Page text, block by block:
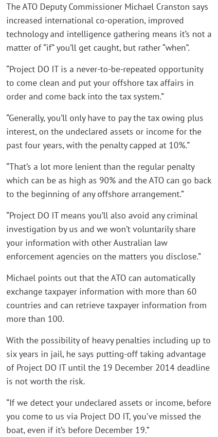
The ATO Deputy Commissioner Michael Cranston says
increased international co-operation, improved
technology and intelligence gathering means it’s not a
matter of “if” you’ll get caught, but rather “when”.
“Project DO IT is a never-to-be-repeated opportunity
to come clean and put your offshore tax affairs in
order and come back into the tax system.”
“Generally, you’ll only have to pay the tax owing plus
interest, on the undeclared assets or income for the
past four years, with the penalty capped at 10%.”
“That’s a lot more lenient than the regular penalty
which can be as high as 90% and the ATO can go back
to the beginning of any offshore arrangement.”
“Project DO IT means you’ll also avoid any criminal
investigation by us and we won’t voluntarily share
your information with other Australian law
enforcement agencies on the matters you disclose.”
Michael points out that the ATO can automatically
exchange taxpayer information with more than 60
countries and can retrieve taxpayer information from
more than 100.
With the possibility of heavy penalties including up to
six years in jail, he says putting-off taking advantage
of Project DO IT until the 19 December 2014 deadline
is not worth the risk.
“If we detect your undeclared assets or income, before
you come to us via Project DO IT, you’ve missed the
boat, even if it’s before December 19.”